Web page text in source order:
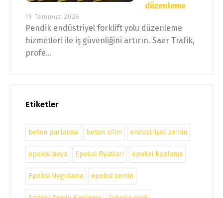
düzenleme
19 Temmuz 2026
Pendik endüstriyel forklift yolu düzenleme
hizmetleri ile iş güvenliğini artırın. Saer Trafik,
profe...
Etiketler
beton parlatma beton silim endüstriyel zemin
epoksi boya Epoksi Fiyatları epoksi kaplama
Epoksi Uygulama epoksi zemin